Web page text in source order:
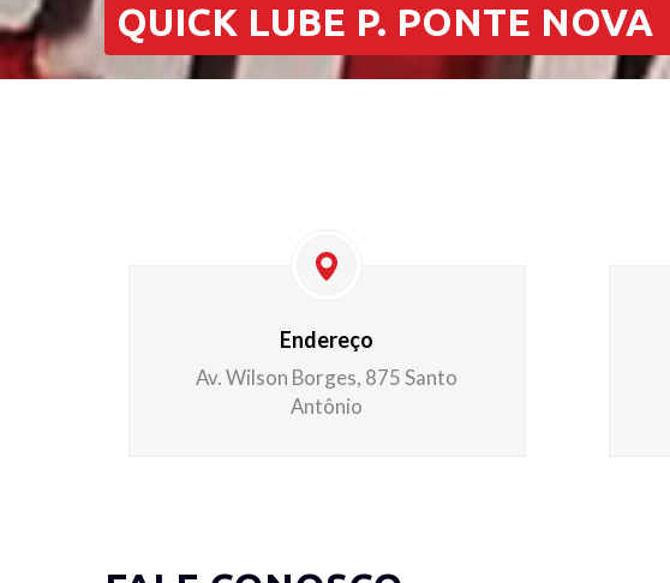
QUICK LUBE P. PONTE NOVA
Endereço
Av. Wilson Borges, 875 Santo
Antônio